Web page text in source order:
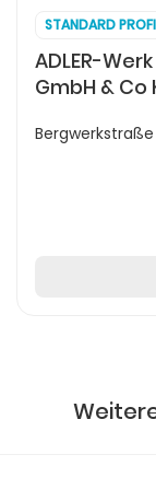
STANDARD
ADLER-
GmbH & Co